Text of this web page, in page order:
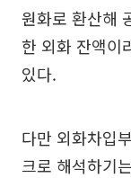
원화로 환산해
한 외화 잔액이
있다.
다만 외화차입
크로 해석하기